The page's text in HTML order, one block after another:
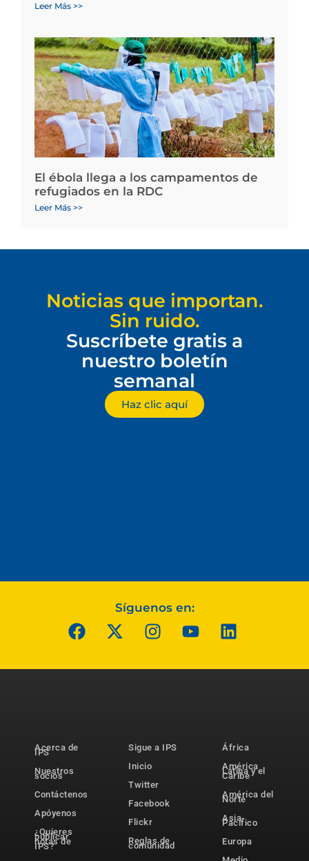
Leer Más >>
El ébola llega a los campamentos de
refugiados en la RDC
Leer Más >>
Noticias que importan.
Sin ruido.
Suscríbete gratis a
nuestro boletín
semanal
Haz clic aquí
Síguenos en:
Acerca de
IPS
Nuestros
socios
Contáctenos
Apóyenos
¿Quieres
publicar
notas de
IPS?
Sigue a IPS
Inicio
Twitter
Facebook
Flickr
Reglas de
comunidad
África
América
Latina y el
Caribe
América del
Norte
Asia-
Pacífico
Europa